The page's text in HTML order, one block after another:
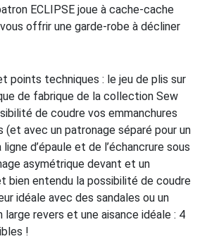
ECLIPSE joue à cache-cache
offrir une garde-robe à décliner
points techniques : le jeu de plis sur
de fabrique de la collection Sew
de coudre vos emmanchures
(et avec un patronage séparé pour un
d’épaule et de l’échancrure sous
asymétrique devant et un
bien entendu la possibilité de coudre
idéale avec des sandales ou un
revers et une aisance idéale : 4
!